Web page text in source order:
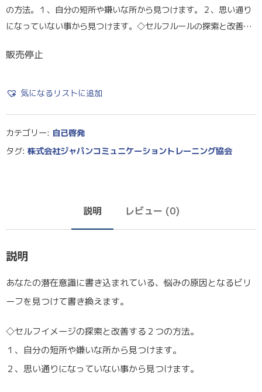
の方法。１、自分の短所や嫌いな所から見つけます。２、思い通り
になっていない事から見つけます。◇セルフルールの探索と改善…
販売停止
気になるリストに追加
カテゴリー: 自己啓発
タグ: 株式会社ジャパンコミュニケーショントレーニング協会
説明 レビュー (0)
説明
あなたの潜在意識に書き込まれている、悩みの原因となるビリ
ーフを見つけて書き換えます。
◇セルフイメージの探索と改善する２つの方法。
１、自分の短所や嫌いな所から見つけます。
２、思い通りになっていない事から見つけます。